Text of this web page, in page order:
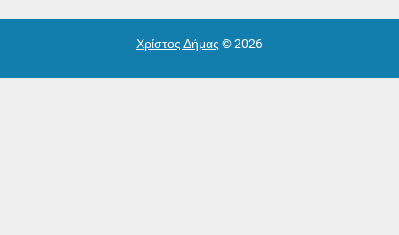
Χρίστος Δήμας © 2026